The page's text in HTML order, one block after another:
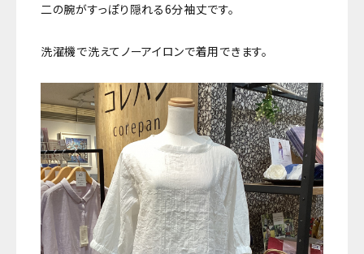
二の腕がすっぽり隠れる6分袖丈です。
洗濯機で洗えてノーアイロンで着用できます。